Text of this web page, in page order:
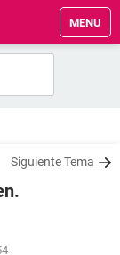
MENU
Siguiente Tema